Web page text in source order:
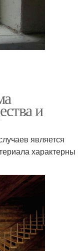
и
является
характерны